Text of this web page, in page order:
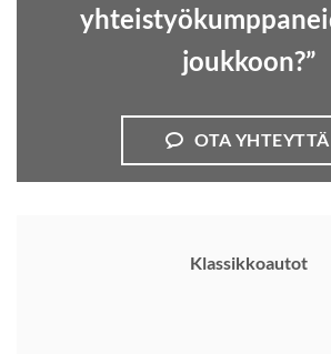
joukkoon?”
OTA YHTEYTTÄ
Klassikkoautot